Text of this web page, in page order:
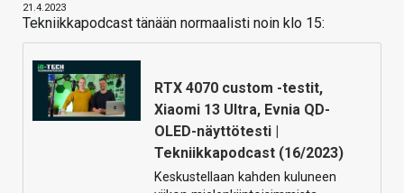
21.4.2023
Tekniikkapodcast tänään normaalisti noin klo 15:
RTX 4070 custom -testit,
Xiaomi 13 Ultra, Evnia QD-
OLED-näyttötesti |
Tekniikkapodcast (16/2023)
Keskustellaan kahden kuluneen